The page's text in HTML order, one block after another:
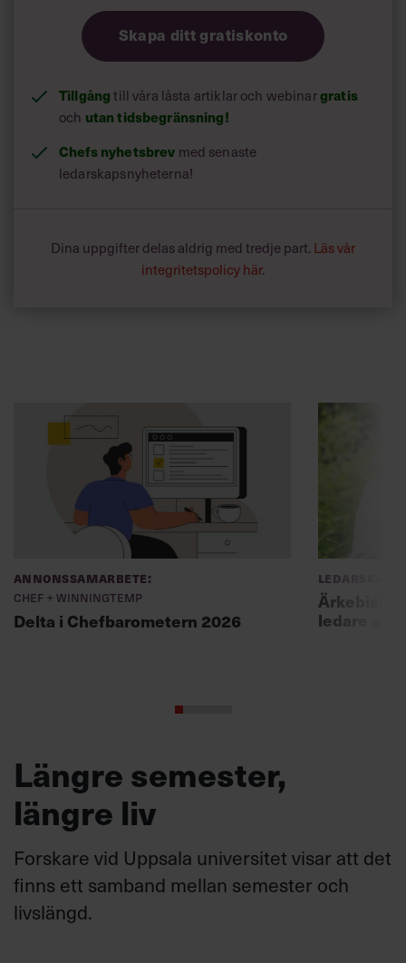
Skapa ditt gratiskonto
Tillgång till våra låsta artiklar och webinargratis
och utan tidsbegränsning!
Chefs nyhetsbrev med senaste
ledarskapsnyheterna!
Dina uppgifter delas aldrig med tredje part. Läs vår
integritetspolicy här.
Annonssamarbete:
Chef + Winningtemp
Delta i Chefbarometern 2026
Ledarskap
ledare att
Längre semester,
längre liv
Forskare vid Uppsala universitet visar att det
finns ett samband mellan semester och
livslängd.